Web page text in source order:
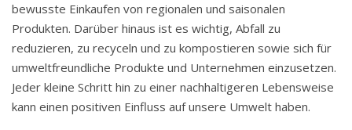
bewusste Einkaufen von regionalen und saisonalen
Produkten. Darüber hinaus ist es wichtig, Abfall zu
reduzieren, zu recyceln und zu kompostieren sowie sich für
umweltfreundliche Produkte und Unternehmen einzusetzen.
Jeder kleine Schritt hin zu einer nachhaltigeren Lebensweise
kann einen positiven Einfluss auf unsere Umwelt haben.